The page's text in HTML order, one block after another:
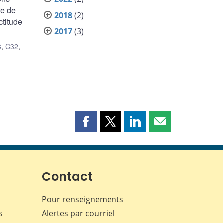
de
,C32,
2018(2)
2017(3)
Partager
page
Facebook
Partager
page
Partager
page
Partager
page
Contact
Pour renseignements
Alertes par courriel